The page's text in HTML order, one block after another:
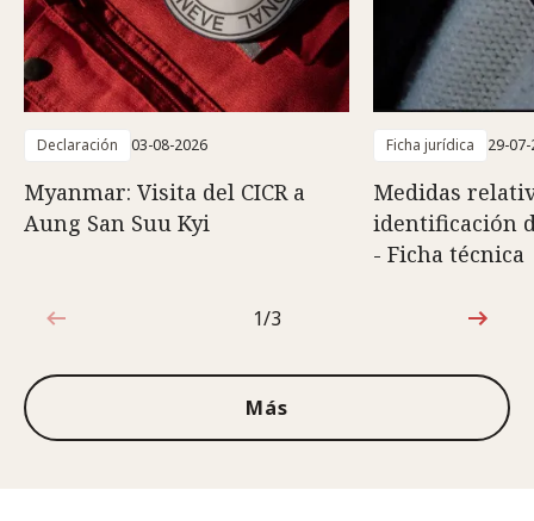
Declaración 03-08-2026
Myanmar: Visita del CICR a
Aung San Suu Kyi
Ficha jurídica 29-
Medidas
identificación
- Ficha técnica
1de3
1/3
Más